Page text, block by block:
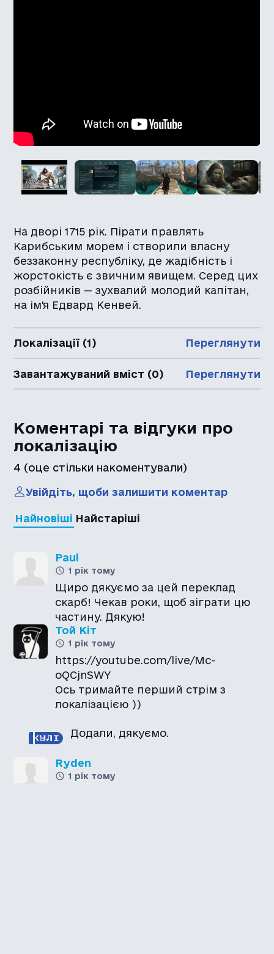
На дворі 1715 рік. Пірати правлять
Карибським морем і створили власну
беззаконну республіку, де жадібність і
жорстокість є звичним явищем. Серед цих
розбійників — зухвалий молодий капітан,
на ім'я Едвард Кенвей.
Локалізації (1) Переглянути
Завантажуваний вміст (0) Переглянути
Коментарі та відгуки про
локалізацію
4 (оце стільки накоментували)
Увійдіть, щоби залишити коментар
Найновіші Найстаріші
Paul
1 рік тому
Щиро дякуємо за цей переклад
скарб! Чекав роки, щоб зіграти цю
частину. Дякую!
Той Кіт
1 рік тому
https://youtube.com/live/Mc-
oQCjnSWY
Ось тримайте перший стрім з
локалізацією ))
Додали, дякуємо.
Ryden
1 рік тому